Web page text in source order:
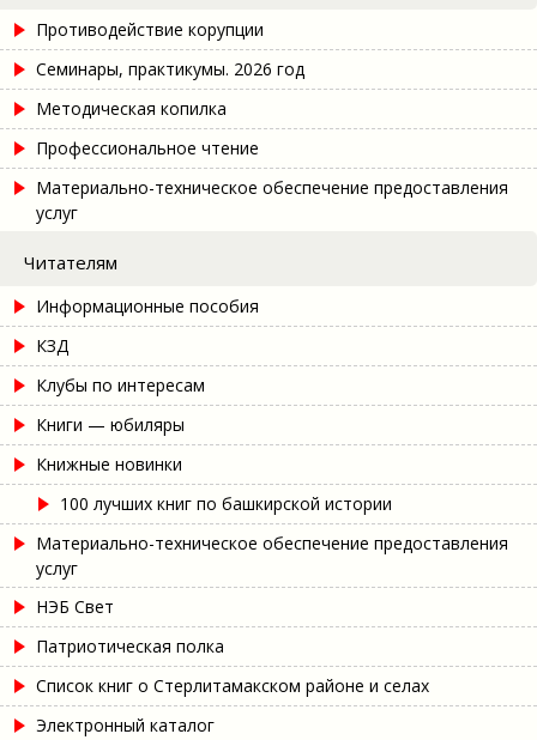
Противодействие корупции
Семинары, практикумы. 2026 год
Методическая копилка
Профессиональное чтение
Материально-техническое обеспечение предоставления
услуг
Читателям
Информационные пособия
КЗД
Клубы по интересам
Книги — юбиляры
Книжные новинки
100 лучших книг по башкирской истории
Материально-техническое обеспечение предоставления
услуг
НЭБ Свет
Патриотическая полка
Список книг о Стерлитамакском районе и селах
Электронный каталог